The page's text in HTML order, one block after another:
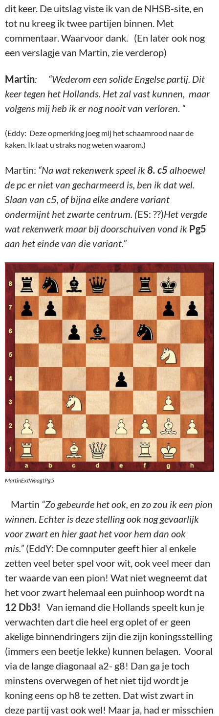
dit keer. De uitslag viste ik van de NHSB-site, en
tot nu kreeg ik twee partijen binnen. Met
commentaar. Waarvoor dank. (En later ook nog
een verslagje van Martin, zie verderop)
Martin: “Wederom een solide Engelse partij. Dit
keer tegen het Hollands. Het zal vast kunnen, maar
volgens mij heb ik er nog nooit van verloren. “
(Eddy: Deze opmerking joeg mij het schaamrood naar de
kaken. Ik laat u straks nog weten waarom.)
Martin: “Na wat rekenwerk speel ik8. c5 alhoewel
de pc er niet van gecharmeerd is, ben ik dat wel.
Slaan van c5, of bijna elke andere variant
ondermijnt het zwarte centrum. (ES: ??)Het vergde
wat rekenwerk maar bij doorschuiven vond ik Pg5
aan het einde van die variant.”
MartinExtWaagtPg5
Martin “Zo gebeurde het ook, en zo zou ik een pion
winnen. Echter is deze stelling ook nog gevaarlijk
voor zwart en hier gaat het voor hem dan ook
mis.” (EddY: De comnputer geeft hier al enkele
zetten veel beter spel voor wit, ook veel meer dan
ter waarde van een pion! Wat niet wegneemt dat
het voor zwart helemaal een puinhoop wordt na
12 Db3! Van iemand die Hollands speelt kun je
verwachten dart die heel erg oplet of er geen
akelige binnendringers zijn die zijn koningsstelling
(immers een beetje lekke) kunnen belagen. Vooral
via de lange diagonaal a2- g8! Dan ga je toch
minstens overwegen of het niet tijd wordt je
koning eens op h8 te zetten. Dat wist zwart in
deze partij vast ook wel! Maar ja, had er misschien